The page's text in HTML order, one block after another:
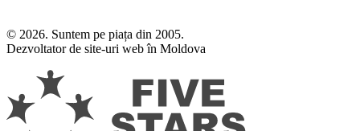
© 2026. Suntem pe piața din 2005.
Dezvoltator de site-uri web în Moldova